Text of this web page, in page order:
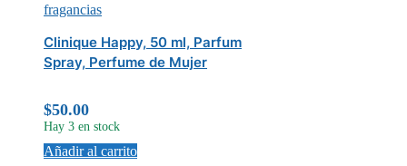
fragancias
Clinique Happy, 50 ml, Parfum
Spray, Perfume de Mujer
$50.00
Hay 3 en stock
Añadir al carrito